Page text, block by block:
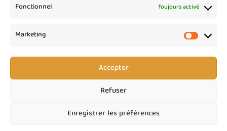
Fonctionnel Toujours activé
Marketing
Accepter
Refuser
Enregistrer les préférences